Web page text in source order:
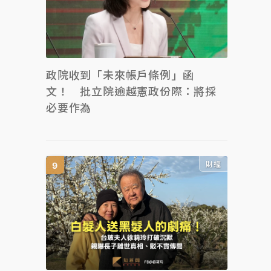
政院收到「未來帳戶條例」函
文！ 批立院逾越憲政份際：將採
必要作為
財經